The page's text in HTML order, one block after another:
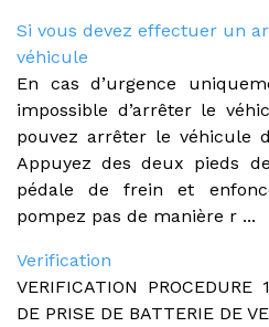
Si vous devez effectuer un
véhicule
En cas d’urgence
impossible d’arrêter le
pouvez arrêter le véhicule
Appuyez des deux pieds
pédale de frein et
pompez pas de manière r ...
Verification
VERIFICATION PROCEDURE
DE PRISE DE BATTERIE DE